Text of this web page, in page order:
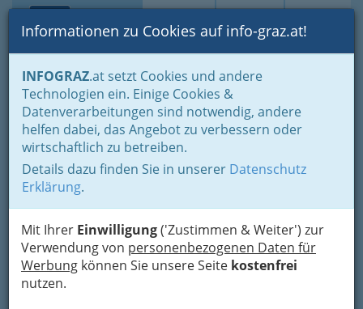
Suche Login Toggle
Informationen zu Cookies auf info-graz.at!
INFOGRAZ.at setzt Cookies und andere
Technologien ein. Einige Cookies &
Datenverarbeitungen sind notwendig, andere
helfen dabei, das Angebot zu verbessern oder
wirtschaftlich zu betreiben.
Details dazu finden Sie in unserer Datenschutz
Erklärung.
Mit Ihrer Einwilligung('Zustimmen & Weiter') zur
Verwendung von personenbezogenen Daten für
Werbung können Sie unsere Seite kostenfrei
nutzen.
Home Gastronomie
Kriterien Auswahl
Schanigärten Gastgärten Biergärten
Walther Schmid KG Das
Wirtshaus Greiner - Pension
Grabenstraße 64, 8010 Graz
+43 316 685 090
+43 316 685 090-4
12,5 Punkte bei Gault Millau,